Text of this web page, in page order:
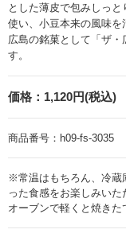
とした薄皮で包みしっ
使い、小豆本来の風味
広島の銘菓として「ザ
す。
価格： 1,120円(税込)
商品番号： h09-fs-3035
※常温はもちろん、冷蔵
った食感をお楽しみいた
オーブンで軽くと焼きた